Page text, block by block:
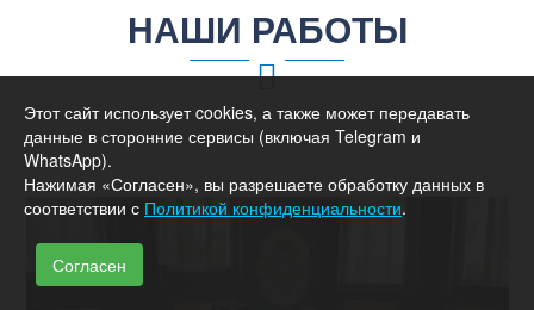
Этот сайт использует cookies, а также может передавать
данные в сторонние сервисы (включая Telegram и
WhatsApp).
Нажимая «Согласен», вы разрешаете обработку данных в
соответствии с Политикой конфиденциальности.
Согласен
НАШИ РАБОТЫ